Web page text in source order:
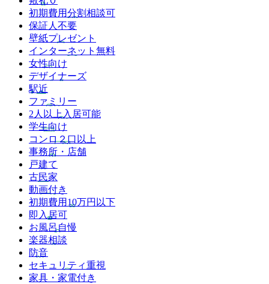
初期費用分割相談可
保証人不要
壁紙プレゼント
インターネット無料
女性向け
デザイナーズ
駅近
ファミリー
2人以上入居可能
学生向け
コンロ２口以上
事務所・店舗
戸建て
古民家
動画付き
初期費用10万円以下
即入居可
お風呂自慢
楽器相談
防音
セキュリティ重視
家具・家電付き